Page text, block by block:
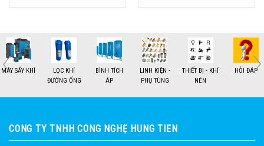
MÁY SẤY KHÍ
LỌC KHÍ
ĐƯỜNG ỐNG
BÌNH TÍCH
ÁP
LINH KIỆN -
PHỤ TÙNG
THIẾT BỊ - KHÍ
NÉN
HỎI ĐÁP
CÔNG TY TNHH CÔNG NGHỆ HÙNG TIẾN